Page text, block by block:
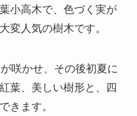
小高木で、色づく実が
変人気の樹木です。
咲かせ、その後初夏に
葉、美しい樹形と、四
きます。